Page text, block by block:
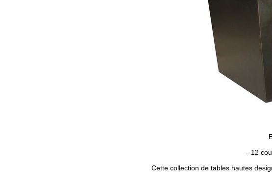
- 12
Cette collection de tables hautes